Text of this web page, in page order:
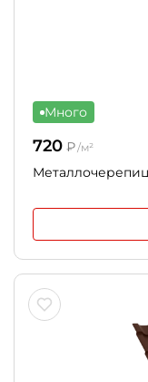
Много
720 ₽/м²